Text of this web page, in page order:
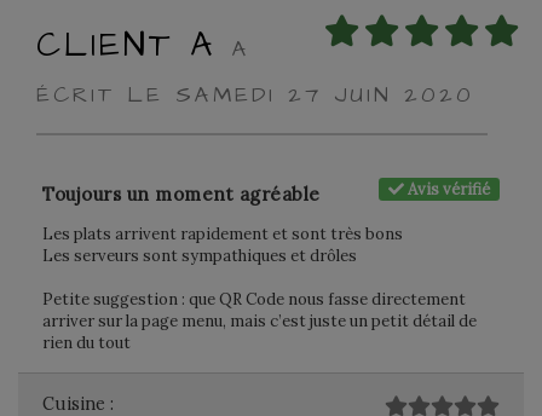
CLIENT A
A
ÉCRIT LE SAMEDI 27 JUIN 2020
Avis vérifié
Toujours un moment agréable
Les plats arrivent rapidement et sont très bons
Les serveurs sont sympathiques et drôles
Petite suggestion : que QR Code nous fasse directement
arriver sur la page menu, mais c’est juste un petit détail de
rien du tout
Cuisine :